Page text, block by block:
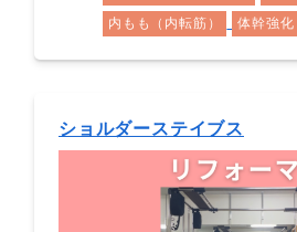
内もも（内転筋）
体幹強化
ショルダーステイブス